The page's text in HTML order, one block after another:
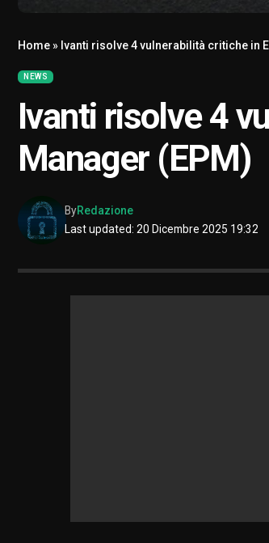
Home» Ivanti risolve 4 vulnerabilità critiche in
NEWS
Ivanti risolve 4
Manager (EPM)
Last updated: 20 Dicembre 2025 19:32
ByRedazione